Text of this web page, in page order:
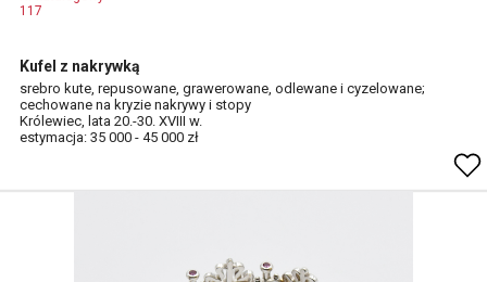
117
Kufel z nakrywką
srebro kute, repusowane, grawerowane, odlewane i cyzelowane;
cechowane na kryzie nakrywy i stopy
Królewiec, lata 20.-30. XVIII w.
estymacja: 35 000 - 45 000 zł